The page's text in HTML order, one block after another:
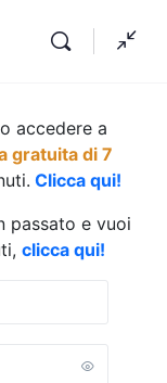
accedere a
gratuita di 7
Clicca qui!
passato e vuoi
clicca qui!